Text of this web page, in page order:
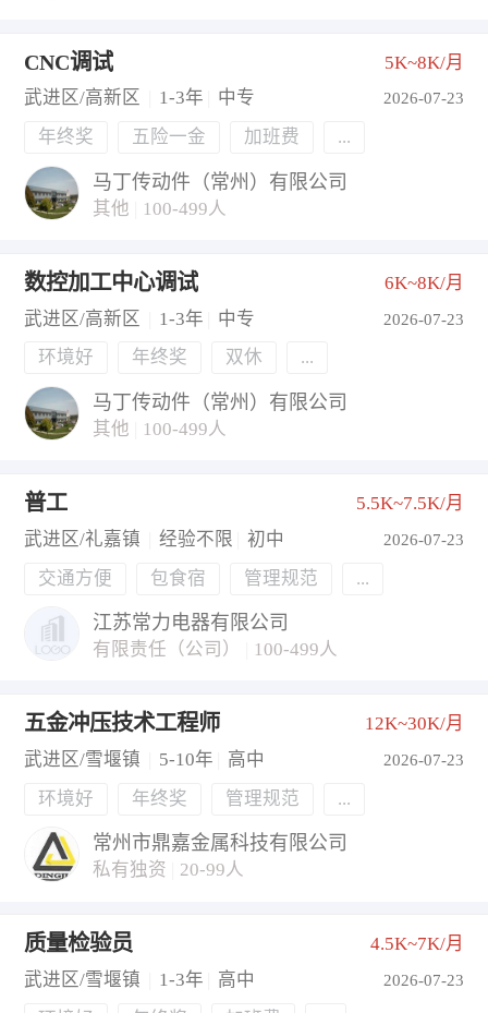
CNC调试
5K~8K/月
武进区/高新区
1-3年 中专 2026-07-23
年终奖 五险一金 加班费 ...
马丁传动件（常州）有限公司
其他 100-499人
数控加工中心调试
6K~8K/月
武进区/高新区
1-3年 中专 2026-07-23
环境好 年终奖 双休 ...
马丁传动件（常州）有限公司
其他 100-499人
普工
5.5K~7.5K/月
武进区/礼嘉镇
经验不限 初中 2026-07-23
交通方便 包食宿 管理规范 ...
江苏常力电器有限公司
有限责任（公司） 100-499人
五金冲压技术工程师
12K~30K/月
武进区/雪堰镇
5-10年 高中 2026-07-23
环境好 年终奖 管理规范 ...
常州市鼎嘉金属科技有限公司
私有独资 20-99人
质量检验员
4.5K~7K/月
武进区/雪堰镇
1-3年 高中 2026-07-23